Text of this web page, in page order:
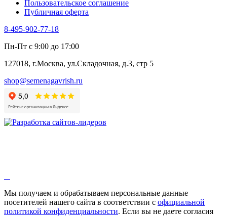
Пользовательское соглашение
Публичная оферта
8-495-902-77-18
Пн-Пт с 9:00 до 17:00
127018, г.Москва, ул.Складочная, д.3, стр 5
shop@semenagavrish.ru
Мы получаем и обрабатываем персональные данные
посетителей нашего сайта в соответствии с официальной
политикой конфиденциальности. Если вы не даете согласия